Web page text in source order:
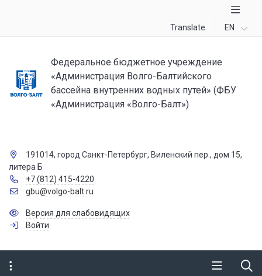
Translate EN
Федеральное бюджетное учреждение
«Администрация Волго-Балтийского
бассейна внутренних водных путей» (ФБУ
«Администрация «Волго-Балт»)
191014, город Санкт-Петербург, Виленский пер., дом 15,
литера Б
+7 (812) 415-4220
gbu@volgo-balt.ru
Версия для слабовидящих
Войти